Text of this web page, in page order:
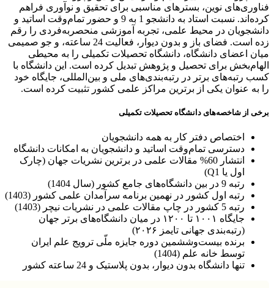
نوین، بسترهای مناسبی برای تحقیق و نوآوری فراهم
کرده‌اند. نسبت استاد به دانشجو 1 به 9 و حضور تمام‌وقت اساتید و
در محیط علمی، تجربه آموزشی منحصربه‌فردی را رقم
زده است. فضای باز و بدون دیوار، فعالیت 24 ساعته، و جو صمیمی
اعضای دانشگاه، دانشگاه تحصیلات تکمیلی را به محیطی
برای تحصیل و پژوهش تبدیل کرده است. این دانشگاه با
برتر در رتبه‌بندی‌های ملی و بین‌المللی، جایگاه خود
عنوان یکی از برترین مراکز علمی کشور تثبیت کرده است.
از شاخصه‌های دانشگاه تحصیلات تکمیلی
اختصاص دفتر کار به همه دانشجویان
دسترسی تمام‌وقت اساتید و دانشجویان به امکانات دانشگاه
انتشار 60% مقالات علمی در برترین نشریات جهان (چارک
اول یا Q1)
رتبه 9 در بین دانشگاه‌های جامع کشور (سال 1404)
رتبه اول کشور در نهمین برنامه سرآمدان علمی کشور (1403)
رتبه 5 کشور در چاپ مقالات علمی در نشریات نیچر (1403)
جایگاه ۱۰۰۱ تا ۱۲۰۰ در میان دانشگاه‌های برتر جهان
(رتبه‌بندی جهانی تایمز ۲۰۲۶)
برنده بیست‌وششمین دوره جایزه ملّی ترویج علم ایران
توسط خانه علم (1404)
تنها دانشگاه بدون دیوار، بدون پلاستیک و 24 ساعته کشور